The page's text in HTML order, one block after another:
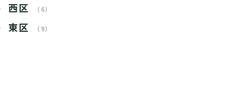
西区 （6）
東区 （9）